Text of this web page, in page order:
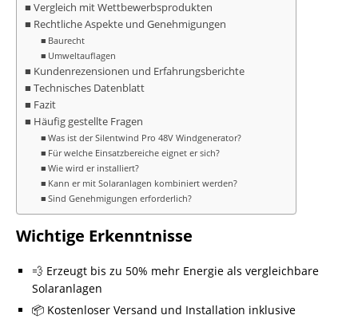
Vergleich mit Wettbewerbsprodukten
Rechtliche Aspekte und Genehmigungen
Baurecht
Umweltauflagen
Kundenrezensionen und Erfahrungsberichte
Technisches Datenblatt
Fazit
Häufig gestellte Fragen
Was ist der Silentwind Pro 48V Windgenerator?
Für welche Einsatzbereiche eignet er sich?
Wie wird er installiert?
Kann er mit Solaranlagen kombiniert werden?
Sind Genehmigungen erforderlich?
Wichtige Erkenntnisse
💨 Erzeugt bis zu 50% mehr Energie als vergleichbare
Solaranlagen
📦 Kostenloser Versand und Installation inklusive